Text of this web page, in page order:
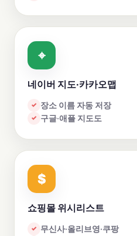
⌖
네이버 지도·카카오맵
✓ 장소 이름 자동 저장
✓ 구글·애플 지도도
$
쇼핑몰 위시리스트
✓ 무신사·올리브영·쿠팡